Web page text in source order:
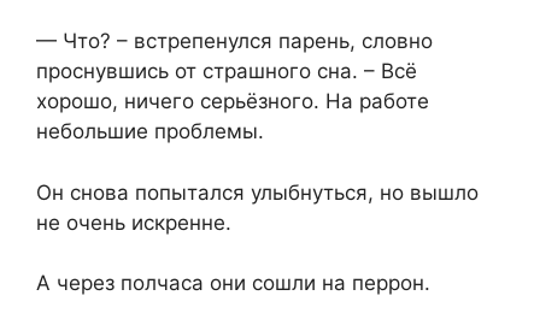
— Что? – встрепенулся парень, словно
проснувшись от страшного сна. – Всё
хорошо, ничего серьёзного. На работе
небольшие проблемы.
Он снова попытался улыбнуться, но вышло
не очень искренне.
А через полчаса они сошли на перрон.